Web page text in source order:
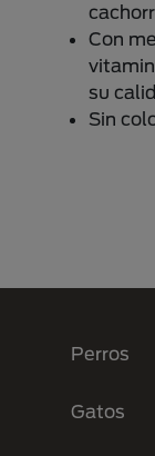
Con
su
Sin
Perros
Gatos